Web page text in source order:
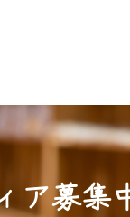
ア募集